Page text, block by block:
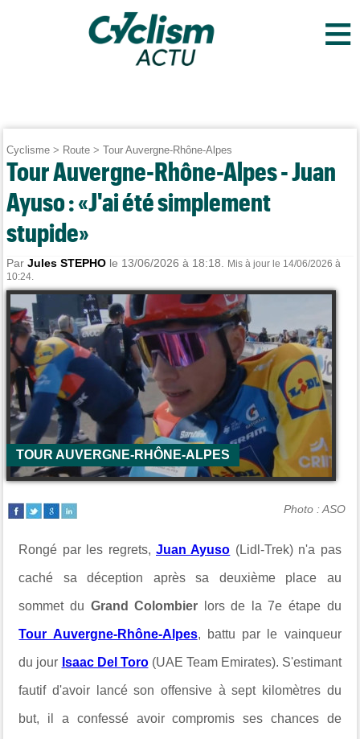
≡
Cyclisme > Route >Tour Auvergne-Rhône-Alpes
Tour Auvergne-Rhône-Alpes - Juan
Ayuso : «J'ai été simplement
stupide»
ParJules STEPHO le 13/06/2026 à 18:18.
Mis à jour le 14/06/2026 à
10:24.
TOUR AUVERGNE-RHÔNE-ALPES
Photo : ASO
Rongé par les regrets, Juan Ayuso (Lidl-Trek) n'a pas
caché sa déception après sa deuxième place au
sommet du Grand Colombier lors de la 7e étape du
Tour Auvergne-Rhône-Alpes, battu par le vainqueur
du jour Isaac Del Toro(UAE Team Emirates). S'estimant
fautif d'avoir lancé son offensive à sept kilomètres du
but, il a confessé avoir compromis ses chances de